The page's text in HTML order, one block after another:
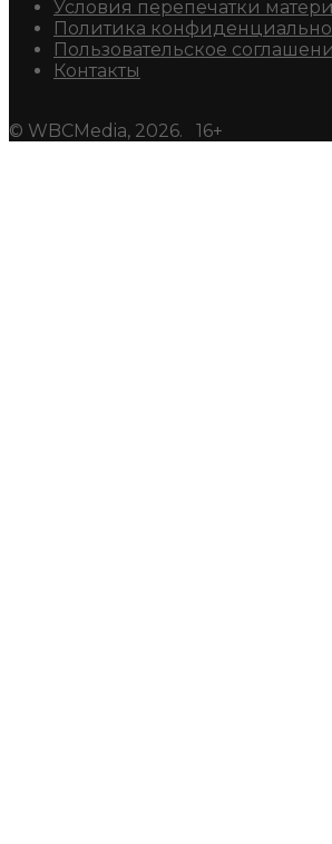
Условия перепечатки
Политика
Пользовательское
Контакты
© WBCMedia, 2026. 16+